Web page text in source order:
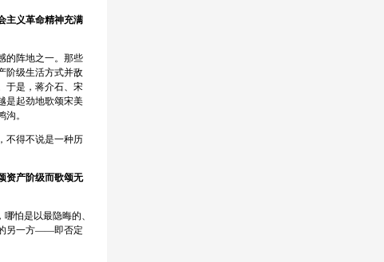
主义革命精神充满
的阵地之一。那些
阶级生活方式并敌
于是，蒋介石、宋
是起劲地歌颂宋美
。
不得不说是一种历
资产阶级而歌颂无
怕是以最隐晦的、
另一方——即否定